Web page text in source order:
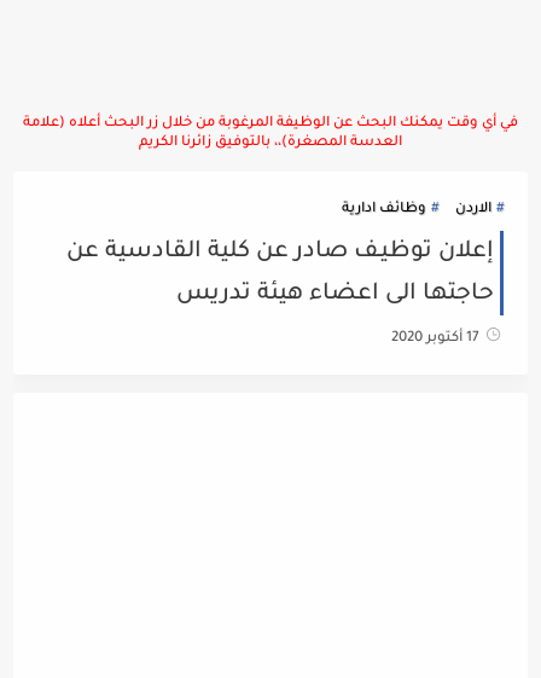
في أي وقت يمكنك البحث عن الوظيفة المرغوبة من خلال زر البحث أعلاه (علامة
العدسة المصغرة)،، بالتوفيق زائرنا الكريم
الاردن وظائف ادارية
إعلان توظيـف صادر عن كلية القادسية عن
حاجتها الى اعضاء هيئة تدريس
17 أكتوبر 2020